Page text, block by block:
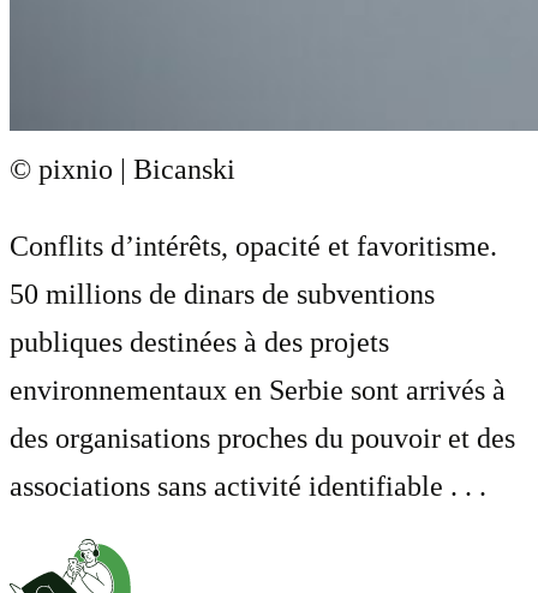
© pixnio | Bicanski
Conflits d’intérêts, opacité et favoritisme.
50 millions de dinars de subventions
publiques destinées à des projets
environnementaux en Serbie sont arrivés à
des organisations proches du pouvoir et des
associations sans activité identifiable . . .